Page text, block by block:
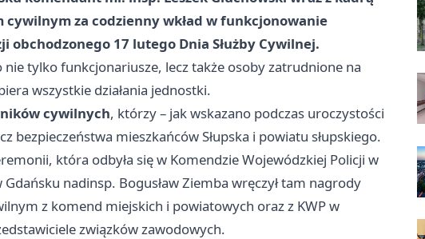
za codzienny wkład w funkcjonowanie
obchodzonego 17 lutego Dnia Służby Cywilnej.
tylko funkcjonariusze, lecz także osoby zatrudnione na
wszystkie działania jednostki.
cywilnych, którzy – jak wskazano podczas uroczystości
bezpieczeństwa mieszkańców Słupska i powiatu słupskiego.
która odbyła się w Komendzie Wojewódzkiej Policji w
nadinsp. Bogusław Ziemba wręczył tam nagrody
z komend miejskich i powiatowych oraz z KWP w
związków zawodowych.